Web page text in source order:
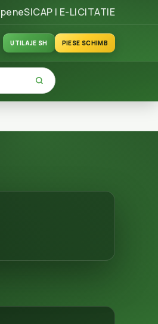
SICAP | E-LICITATIE
UTILAJE SH PIESE SCHIMB